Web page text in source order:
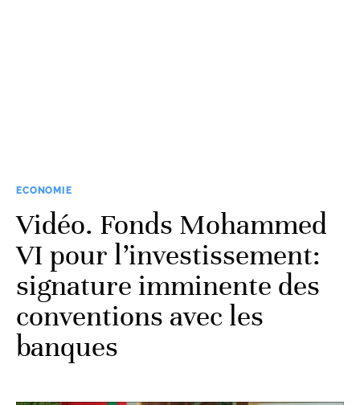
ECONOMIE
Vidéo. Fonds Mohammed
VI pour l’investissement:
signature imminente des
conventions avec les
banques